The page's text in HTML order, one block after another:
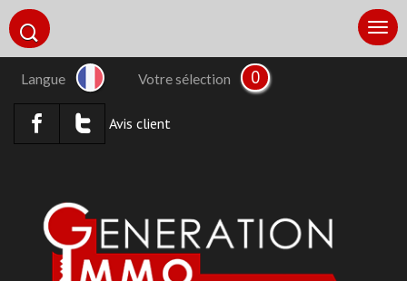
Langue Votre sélection 0
Avis client